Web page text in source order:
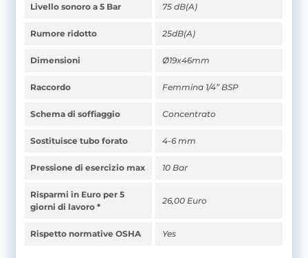
Livello sonoro a 5 Bar 75 dB(A)
Rumore ridotto 25dB(A)
Dimensioni Ø19x46mm
Raccordo Femmina 1/4” BSP
Schema di soffiaggio Concentrato
Sostituisce tubo forato 4-6 mm
Pressione di esercizio max 10 Bar
Risparmi in Euro per 5
giorni di lavoro *
26,00 Euro
Rispetto normative OSHA Yes